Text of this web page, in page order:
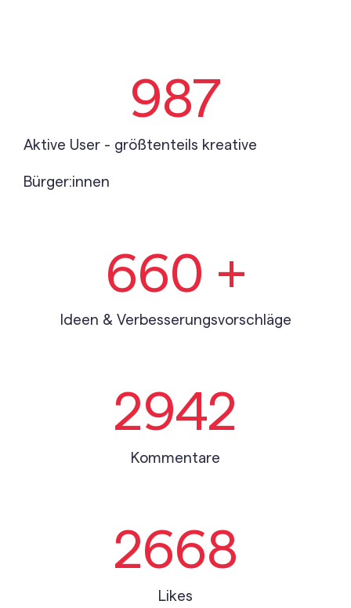
Aktive User - größtenteils kreative
Bürger:innen
987
Ideen & Verbesserungsvorschläge
660 +
Kommentare
2942
Likes
2668